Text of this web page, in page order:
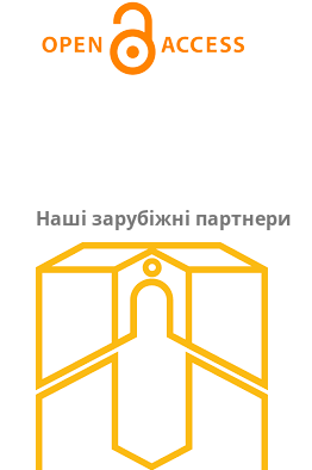
Наші зарубіжні партнери